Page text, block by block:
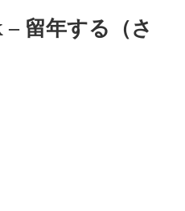
留年する（さ